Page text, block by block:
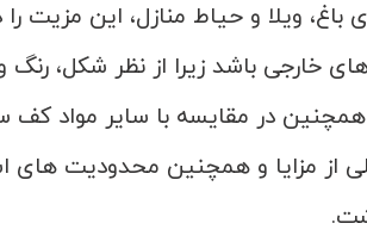
ویلا و حیاط منازل، این مزیت
خارجی باشد زیرا از نظر شکل،
در مقایسه با سایر مواد
از مزایا و همچنین محدودیت های